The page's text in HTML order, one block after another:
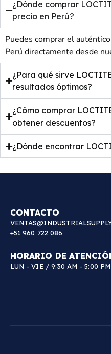
¿Dónde comprar
precio en Perú?
Puedes comprar el
Perú directamente desde
¿Para qué sirve
resultados óptimos?
¿Cómo comprar
obtener descuentos?
¿Dónde encontrar
CONTACTO
+51 960 722 086
HORARIO DE
LUN - VIE / 9:30 AM - 5:00 PM